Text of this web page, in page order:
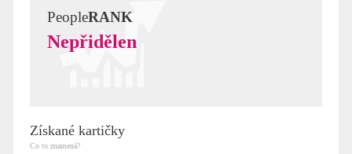
PeopleRANK
Nepřidělen
Získané kartičky
Co to znamená?